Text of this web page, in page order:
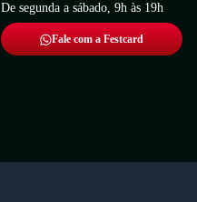
De segunda a sábado, 9h às 19h
Fale com a Festcard